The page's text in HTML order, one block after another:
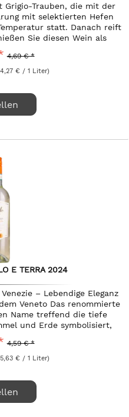
Grigio-Trauben, die mit der
mit selektierten Hefen
statt. Danach reift
Sie diesen Wein als
4,69 € *
€ / 1 Liter)
E TERRA 2024
– Lebendige Eleganz
Veneto Das renommierte
Name treffend die tiefe
und Erde symbolisiert,
4,59 € *
€ / 1 Liter)